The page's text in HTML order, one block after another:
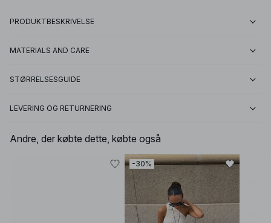
PRODUKTBESKRIVELSE
MATERIALS AND CARE
STØRRELSESGUIDE
LEVERING OG RETURNERING
Andre, der købte dette, købte også
-30%